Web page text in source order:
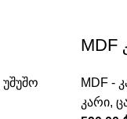
უშუშო
MDF
MDF -
კარი,